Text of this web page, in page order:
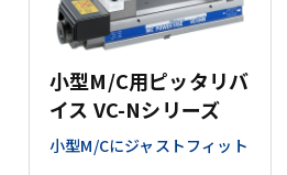
小型M/C用ピッタリバ
イス VC-Nシリーズ
小型M/Cにジャストフィット